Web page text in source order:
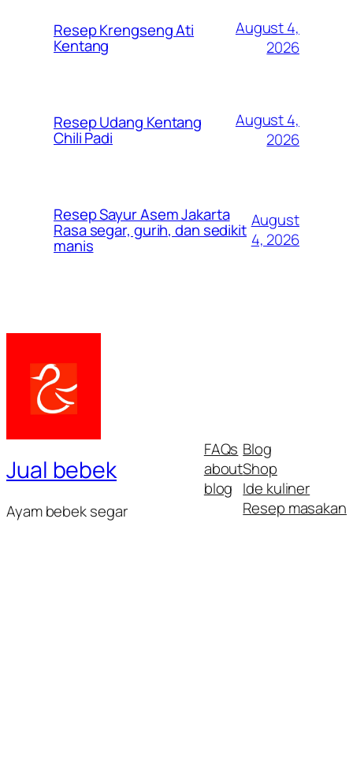
Resep Krengseng Ati
Kentang
August 4,
2026
Resep Udang Kentang
Chili Padi
August 4,
2026
Resep Sayur Asem Jakarta
Rasa segar, gurih, dan sedikit
manis
August
4, 2026
Jual bebek
Ayam bebek segar
FAQs
about
blog
Blog
Shop
Ide kuliner
Resep masakan